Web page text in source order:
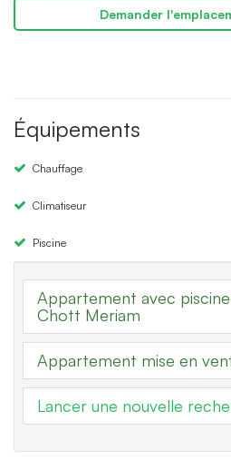
Demander
Équipements
Chauffage
Climatiseur
Piscine
Appartement avec
Chott Meriam
Appartement mise en
Lancer une nouvelle